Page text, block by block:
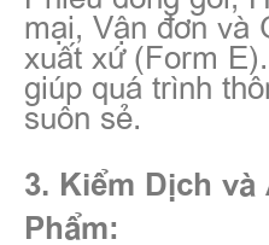
mại, Vận đơn và
xuất xứ (Form
giúp quá trình
suôn sẻ.
3. Kiểm Dịch
Phẩm: